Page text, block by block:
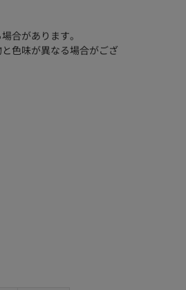
合があります。
色味が異なる場合がござ